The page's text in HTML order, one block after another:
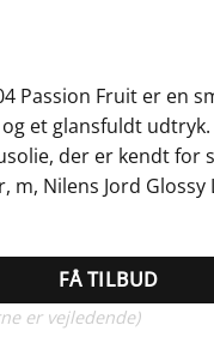
Passion Fruit er en
et glansfuldt
der er kendt for
Nilens Jord Glossy
FÅ TILBUD
er vejledende)